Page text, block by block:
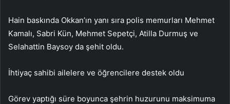
Hain baskında Okkan’ın yanı sıra polis memurları Mehmet
Kamalı, Sabri Kün, Mehmet Sepetçi, Atilla Durmuş ve
Selahattin Baysoy da şehit oldu.
İhtiyaç sahibi ailelere ve öğrencilere destek oldu
Görev yaptığı süre boyunca şehrin huzurunu maksimuma